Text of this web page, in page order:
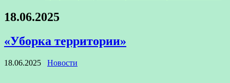
18.06.2025
«Уборка территории»
18.06.2025 Новости